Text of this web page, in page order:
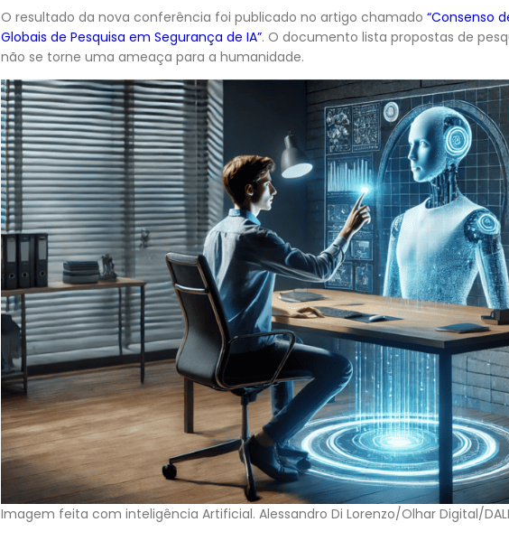
O resultado da nova conferência foi publicado no artigo chamado “Consenso
Globais de Pesquisa em Segurança de IA”. O documento lista propostas de
não se torne uma ameaça para a humanidade.
Imagem feita com inteligência Artificial. Alessandro Di Lorenzo/Olhar Digital/